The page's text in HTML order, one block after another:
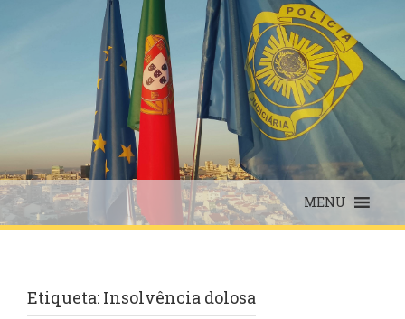
MENU
Etiqueta: Insolvência dolosa